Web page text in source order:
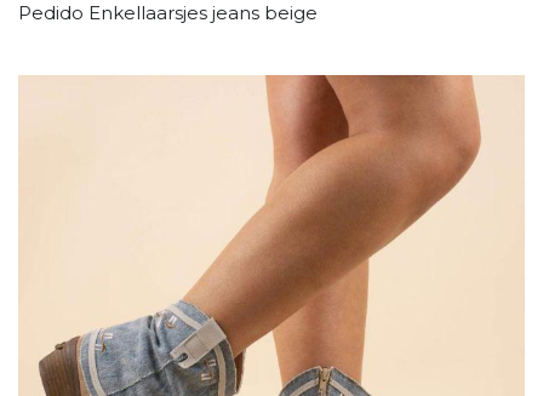
Pedido Enkellaarsjes jeans beige